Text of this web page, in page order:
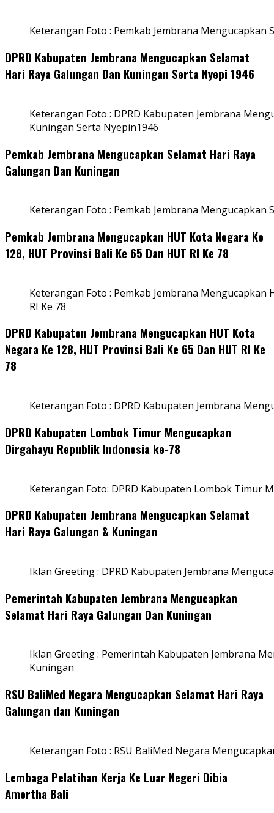
Keterangan Foto : Pemkab Jembrana Mengucapkan
DPRD Kabupaten Jembrana Mengucapkan Selamat
Hari Raya Galungan Dan Kuningan Serta Nyepi 1946
Keterangan Foto : DPRD Kabupaten Jembrana
Kuningan Serta Nyepin1946
Pemkab Jembrana Mengucapkan Selamat Hari Raya
Galungan Dan Kuningan
Keterangan Foto : Pemkab Jembrana Mengucapkan
Pemkab Jembrana Mengucapkan HUT Kota Negara Ke
128, HUT Provinsi Bali Ke 65 Dan HUT RI Ke 78
Keterangan Foto : Pemkab Jembrana Mengucapkan
RI Ke 78
DPRD Kabupaten Jembrana Mengucapkan HUT Kota
Negara Ke 128, HUT Provinsi Bali Ke 65 Dan HUT RI Ke
78
Keterangan Foto : DPRD Kabupaten Jembrana
DPRD Kabupaten Lombok Timur Mengucapkan
Dirgahayu Republik Indonesia ke-78
Keterangan Foto: DPRD Kabupaten Lombok Timur
DPRD Kabupaten Jembrana Mengucapkan Selamat
Hari Raya Galungan & Kuningan
Iklan Greeting : DPRD Kabupaten Jembrana
Pemerintah Kabupaten Jembrana Mengucapkan
Selamat Hari Raya Galungan Dan Kuningan
Iklan Greeting : Pemerintah Kabupaten Jembrana
Kuningan
RSU BaliMed Negara Mengucapkan Selamat Hari Raya
Galungan dan Kuningan
Keterangan Foto : RSU BaliMed Negara
Lembaga Pelatihan Kerja Ke Luar Negeri Dibia
Amertha Bali